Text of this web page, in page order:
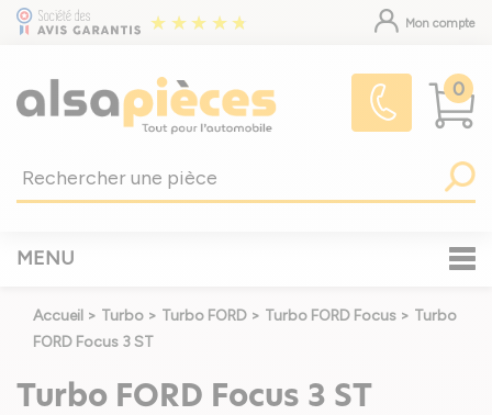
Mon compte
0
MENU
Accueil > Turbo > Turbo FORD > Turbo FORD Focus > Turbo
FORD Focus 3 ST
Turbo FORD Focus 3 ST